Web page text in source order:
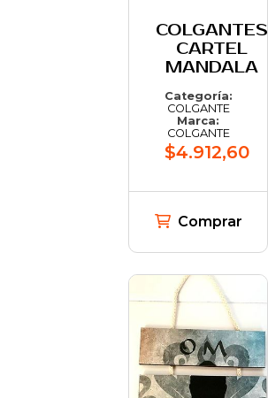
COLGANTES
CARTEL
MANDALA
Categoría:
COLGANTE
Marca:
COLGANTE
$4.912,60
Comprar